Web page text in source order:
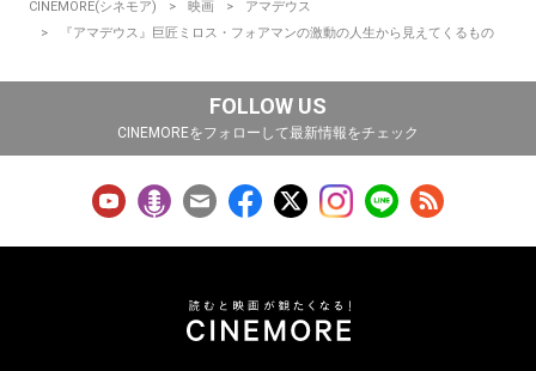
CINEMORE(シネモア) 映画
アマデウス
『アマデウス』巨匠ミロス・フォアマンの激動の人生から見えてくるもの
FOLLOW US
CINEMOREをフォローして最新情報をチェック